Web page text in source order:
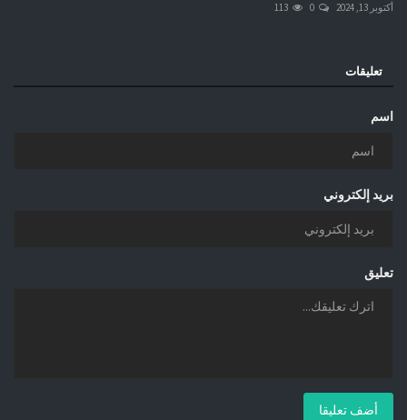
أكتوبر 13, 2024 0
113
تعليقات
اسم
بريد إلكتروني
تعليق
أضف تعليقا